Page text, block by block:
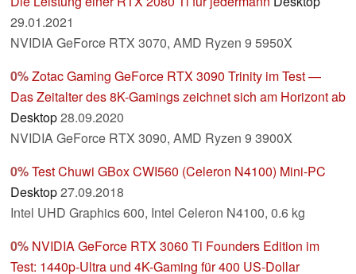
29.01.2021
NVIDIA GeForce RTX 3070, AMD Ryzen 9 5950X
0%Zotac Gaming GeForce RTX 3090 Trinity im Test —
Das Zeitalter des 8K-Gamings zeichnet sich am Horizont ab
Desktop28.09.2020
NVIDIA GeForce RTX 3090, AMD Ryzen 9 3900X
0%Test Chuwi GBox CWI560 (Celeron N4100) Mini-PC
Desktop27.09.2018
Intel UHD Graphics 600, Intel Celeron N4100, 0.6 kg
0% NVIDIA GeForce RTX 3060 Ti Founders Edition im
Test: 1440p-Ultra und 4K-Gaming für 400 US-Dollar